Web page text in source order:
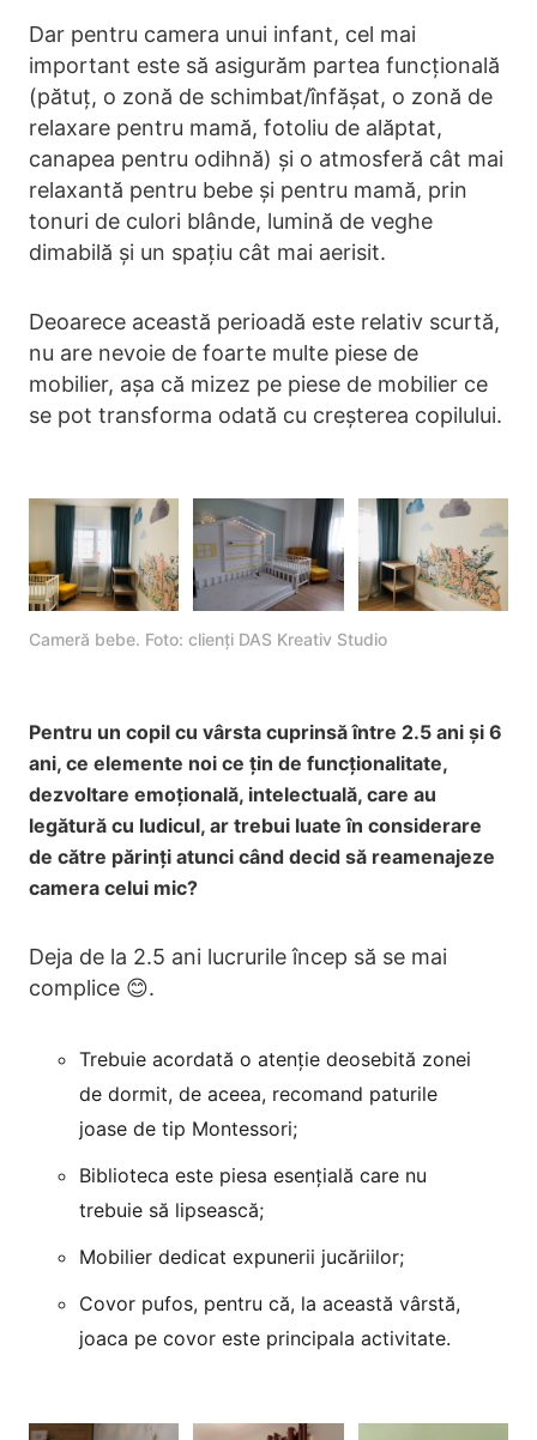
Dar pentru camera unui infant, cel mai
important este să asigurăm partea funcțională
(pătuț, o zonă de schimbat/înfășat, o zonă de
relaxare pentru mamă, fotoliu de alăptat,
canapea pentru odihnă) și o atmosferă cât mai
relaxantă pentru bebe și pentru mamă, prin
tonuri de culori blânde, lumină de veghe
dimabilă și un spațiu cât mai aerisit.
Deoarece această perioadă este relativ scurtă,
nu are nevoie de foarte multe piese de
mobilier, așa că mizez pe piese de mobilier ce
se pot transforma odată cu creșterea copilului.
Cameră bebe. Foto: clienți DAS Kreativ Studio
Pentru un copil cu vârsta cuprinsă între 2.5 ani și 6
ani, ce elemente noi ce țin de funcționalitate,
dezvoltare emoțională, intelectuală, care au
legătură cu ludicul, ar trebui luate în considerare
de către părinți atunci când decid să reamenajeze
camera celui mic?
Deja de la 2.5 ani lucrurile încep să se mai
complice 😊.
Trebuie acordată o atenție deosebită zonei
de dormit, de aceea, recomand paturile
joase de tip Montessori;
Biblioteca este piesa esențială care nu
trebuie să lipsească;
Mobilier dedicat expunerii jucăriilor;
Covor pufos, pentru că, la această vârstă,
joaca pe covor este principala activitate.